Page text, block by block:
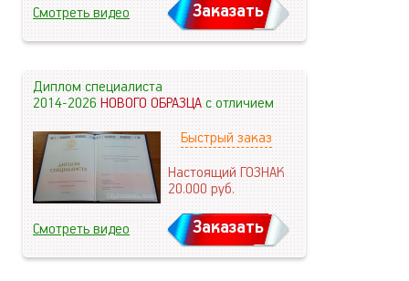
Смотреть видео Заказать
Диплом специалиста
2014-2026НОВОГО ОБРАЗЦАс отличием
Быстрый заказ
Настоящий ГОЗНАК
20.000руб.
Смотреть видео Заказать